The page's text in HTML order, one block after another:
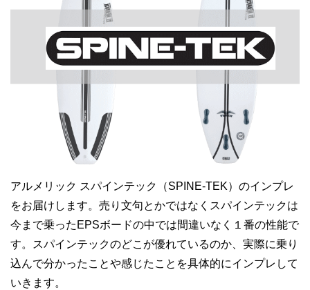
アルメリック スパインテック（SPINE-TEK）のインプレ
をお届けします。売り文句とかではなくスパインテックは
今まで乗ったEPSボードの中では間違いなく１番の性能で
す。スパインテックのどこが優れているのか、実際に乗り
込んで分かったことや感じたことを具体的にインプレして
いきます。